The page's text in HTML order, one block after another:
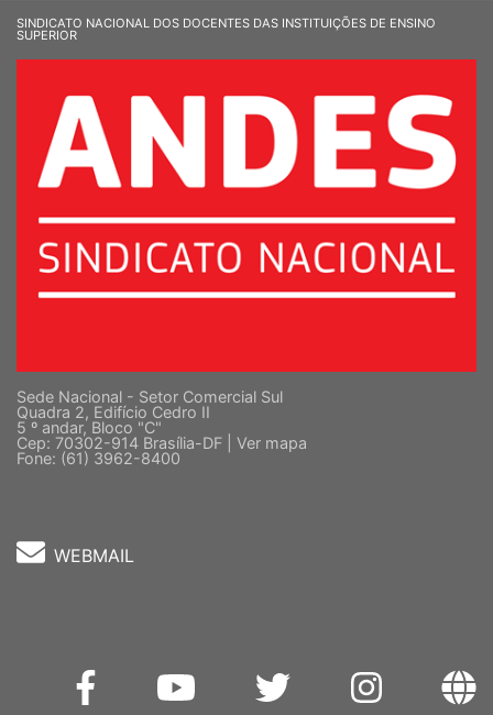
SINDICATO NACIONAL DOS DOCENTES DAS INSTITUIÇÕES DE ENSINO
SUPERIOR
Sede Nacional - Setor Comercial Sul
Quadra 2, Edifício Cedro II
5 º andar, Bloco "C"
Cep: 70302-914 Brasília-DF | Ver mapa
Fone: (61) 3962-8400
WEBMAIL